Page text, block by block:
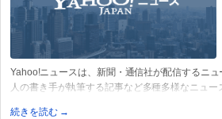
Yahoo!ニュースは、新聞・通信社が配信するニ
人の書き手が執筆する記事など多種多様なニュー
続きを読む →